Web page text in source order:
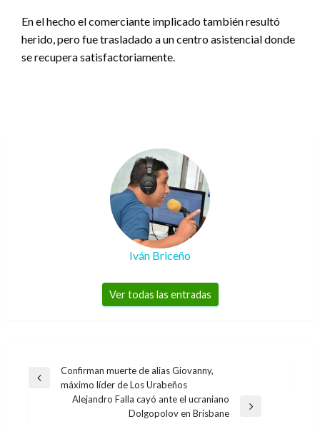
En el hecho el comerciante implicado también resultó
herido, pero fue trasladado a un centro asistencial donde
se recupera satisfactoriamente.
Iván Briceño
Ver todas las entradas
Navegación
Entrada
Confirman muerte de alias Giovanny,
máximo líder de Los Urabeños
Alejandro Falla cayó ante el ucraniano
Dolgopolov en Brisbane